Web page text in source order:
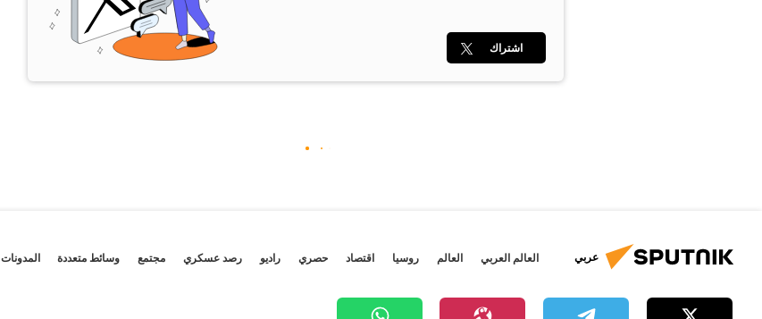
اشتراك
عربي العالم العربي العالم روسيا اقتصاد حصري راديو رصد عسكري مجتمع وسائط متعددة المدونات